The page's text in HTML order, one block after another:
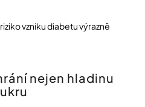
vzniku diabetu výrazně
nejen hladinu